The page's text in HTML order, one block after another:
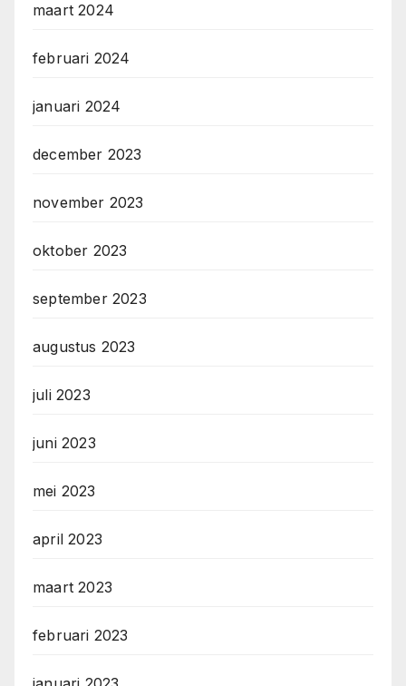
maart 2024
februari 2024
januari 2024
december 2023
november 2023
oktober 2023
september 2023
augustus 2023
juli 2023
juni 2023
mei 2023
april 2023
maart 2023
februari 2023